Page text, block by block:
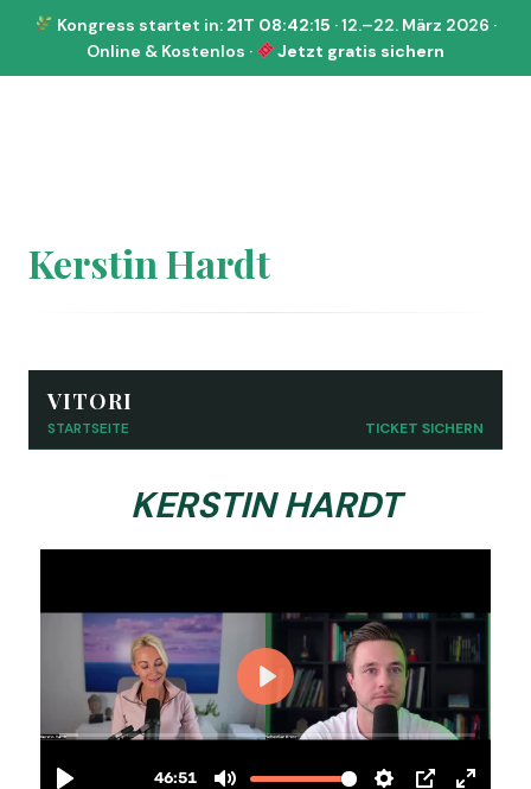
Kongress startet in: 21T 08:42:15 · 12.–22. März 2026 ·
Online & Kostenlos ·
Jetzt gratis sichern
Kerstin Hardt
VITORI
STARTSEITE TICKET SICHERN
KERSTIN HARDT